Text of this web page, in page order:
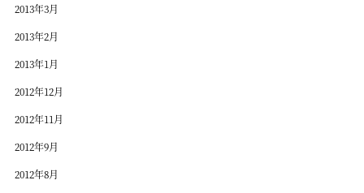
2013年3月
2013年2月
2013年1月
2012年12月
2012年11月
2012年9月
2012年8月